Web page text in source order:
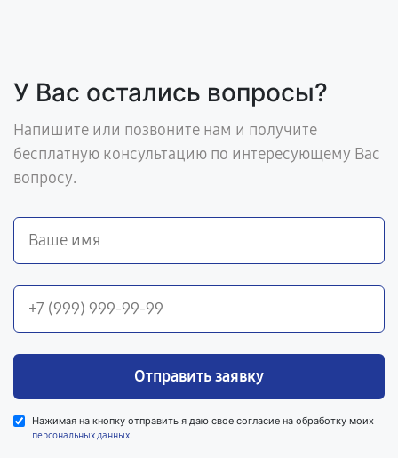
У Вас остались вопросы?
Напишите или позвоните нам и получите
бесплатную консультацию по интересующему Вас
вопросу.
Отправить заявку
Нажимая на кнопку отправить я даю свое согласие на обработку моих
персональных данных.